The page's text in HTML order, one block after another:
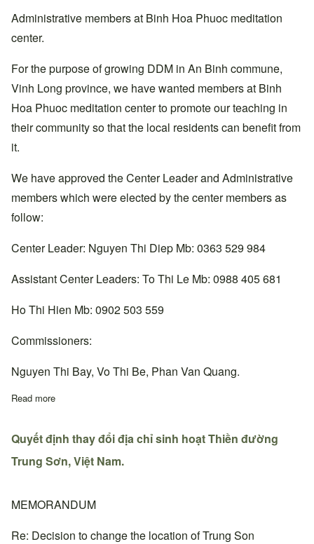
Administrative members at Binh Hoa Phuoc meditation
center.
For the purpose of growing DDM in An Binh commune,
Vinh Long province, we have wanted members at Binh
Hoa Phuoc meditation center to promote our teaching in
their community so that the local residents can benefit from
it.
We have approved the Center Leader and Administrative
members which were elected by the center members as
follow:
Center Leader: Nguyen Thi Diep Mb: 0363 529 984
Assistant Center Leaders: To Thi Le Mb: 0988 405 681
Ho Thi Hien Mb: 0902 503 559
Commissioners:
Nguyen Thi Bay, Vo Thi Be, Phan Van Quang.
Read more
Quyết định thay đổi địa chỉ sinh hoạt Thiền đường
Trung Sơn, Việt Nam.
MEMORANDUM
Re: Decision to change the location of Trung Son